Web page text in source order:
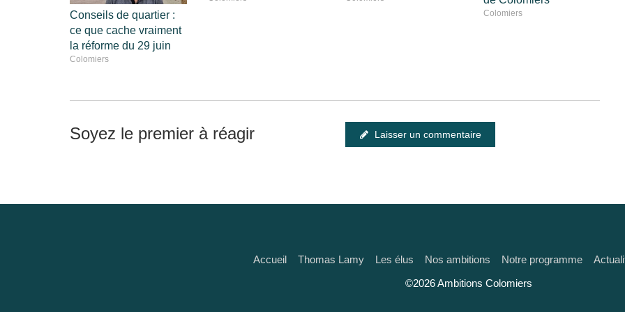
Conseils de quartier :
ce que cache vraiment
la réforme du 29 juin
Colomiers
Colomiers
Soyez le premier à réagir Laisser un commentaire
Accueil Thomas Lamy Les élus Nos ambitions Notre programme
©2026 Ambitions Colomiers